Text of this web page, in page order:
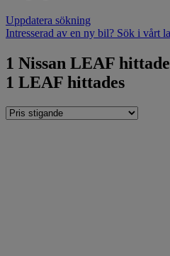
Uppdatera sökning
Intresserad av en ny bil? Sök i vårt
1 Nissan LEAF
1 LEAF hittades